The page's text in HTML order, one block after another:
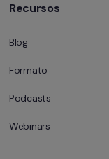
Recursos
Blog
Formato
Podcasts
Webinars